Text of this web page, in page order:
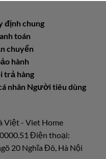
định chung
toán
chuyển
hành
trả hàng
nhân Người tiêu dùng
Việt - Viet Home
Điện thoại:
20 Nghĩa Đô, Hà Nội